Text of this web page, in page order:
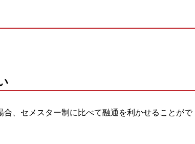
合、セメスター制に比べて融通を利かせることがで